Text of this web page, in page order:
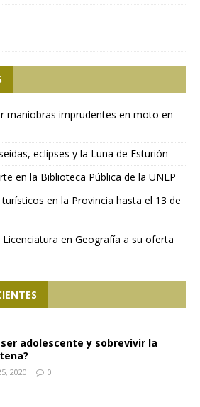
maniobras imprudentes en moto en
eclipses y la Luna de Esturión
en la Biblioteca Pública de la UNLP
en la Provincia hasta el 13 de
en Geografía a su oferta
ser adolescente y sobrevivir la
2020 0